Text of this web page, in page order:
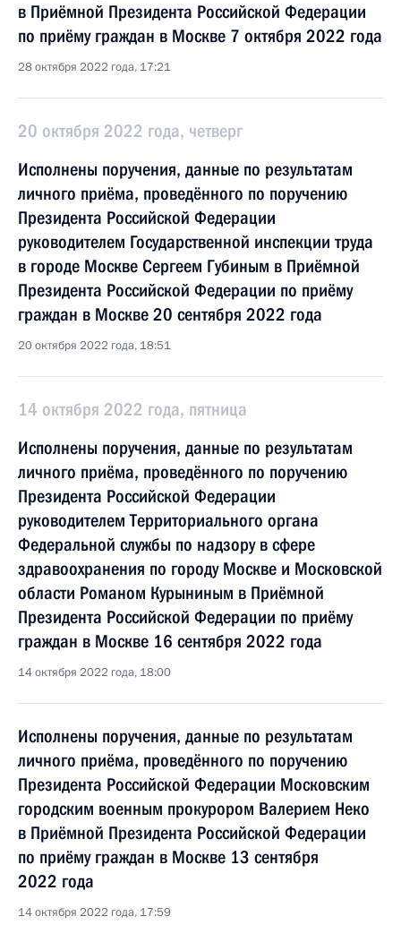
в Приёмной Президента Российской Федерации
по приёму граждан в Москве 7 октября 2022 года
28 октября 2022 года, 17:21
20 октября 2022 года, четверг
Исполнены поручения, данные по результатам
личного приёма, проведённого по поручению
Президента Российской Федерации
руководителем Государственной инспекции труда
в городе Москве Сергеем Губиным в Приёмной
Президента Российской Федерации по приёму
граждан в Москве 20 сентября 2022 года
20 октября 2022 года, 18:51
14 октября 2022 года, пятница
Исполнены поручения, данные по результатам
личного приёма, проведённого по поручению
Президента Российской Федерации
руководителем Территориального органа
Федеральной службы по надзору в сфере
здравоохранения по городу Москве и Московской
области Романом Курыниным в Приёмной
Президента Российской Федерации по приёму
граждан в Москве 16 сентября 2022 года
14 октября 2022 года, 18:00
Исполнены поручения, данные по результатам
личного приёма, проведённого по поручению
Президента Российской Федерации Московским
городским военным прокурором Валерием Неко
в Приёмной Президента Российской Федерации
по приёму граждан в Москве 13 сентября
2022 года
14 октября 2022 года, 17:59